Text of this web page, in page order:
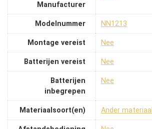
Manufacturer
Modelnummer ‎NN1213
Montage vereist ‎Nee
Batterijen vereist ‎Nee
Batterijen
inbegrepen
‎Nee
Materiaalsoort(en) ‎Ander materiaal